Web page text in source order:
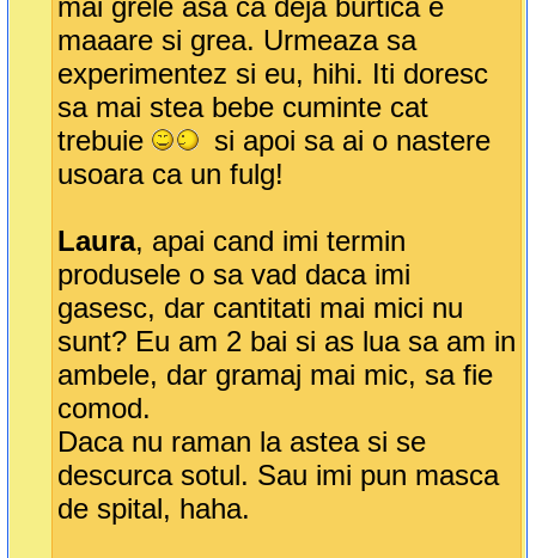
mai grele asa ca deja burtica e
maaare si grea. Urmeaza sa
experimentez si eu, hihi. Iti doresc
sa mai stea bebe cuminte cat
trebuie
si apoi sa ai o nastere
usoara ca un fulg!
Laura, apai cand imi termin
produsele o sa vad daca imi
gasesc, dar cantitati mai mici nu
sunt? Eu am 2 bai si as lua sa am in
ambele, dar gramaj mai mic, sa fie
comod.
Daca nu raman la astea si se
descurca sotul. Sau imi pun masca
de spital, haha.